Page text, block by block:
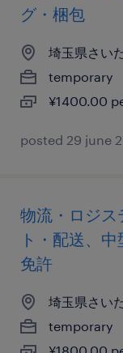
グ・梱包
埼玉県さい
temporary
¥1400.00
posted 29 june
物流・ロジス
ト・配送、
免許
埼玉県さい
temporary